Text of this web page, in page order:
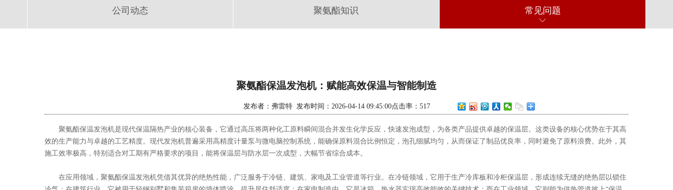
公司动态 聚氨酯知识 常见问题
聚氨酯保温发泡机：赋能高效保温与智能制造
发布者：弗雷特 发布时间：2026-04-14 09:45:00点击率：517
聚氨酯保温发泡机是现代保温隔热产业的核心装备，它通过高压将两种化工原料瞬间混合并发生化学反应，快速发泡成型，为各类产品提供卓越的保温层。这类设备的核心优势在于其高
效的生产能力与卓越的工艺精度。现代发泡机普遍采用高精度计量泵与微电脑控制系统，能确保原料混合比例恒定，泡孔细腻均匀，从而保证了制品优良率，同时避免了原料浪费。此外，其
施工效率极高，特别适合对工期有严格要求的项目，能将保温层与防水层一次成型，大幅节省综合成本。
在应用领域，聚氨酯保温发泡机凭借其优异的绝热性能，广泛服务于冷链、建筑、家电及工业管道等行业。在冷链领域，它用于生产冷库板和冷柜保温层，形成连续无缝的绝热层以锁住